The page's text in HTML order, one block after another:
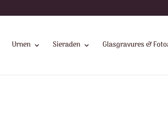
Urnen Sieraden Glasgravures &